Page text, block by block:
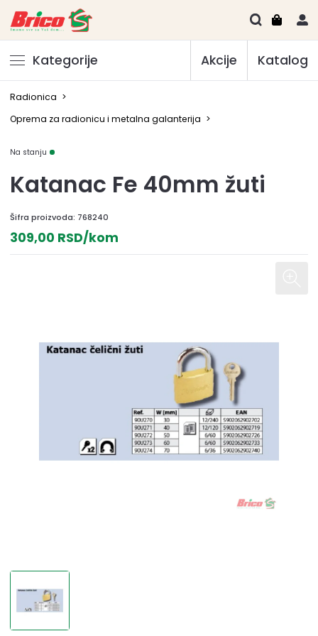
Kategorije Akcije Katalog
Radionica >
Oprema za radionicu i metalna galanterija >
Na stanju
Katanac Fe 40mm žuti
Šifra proizvoda: 768240
309,00 RSD/kom